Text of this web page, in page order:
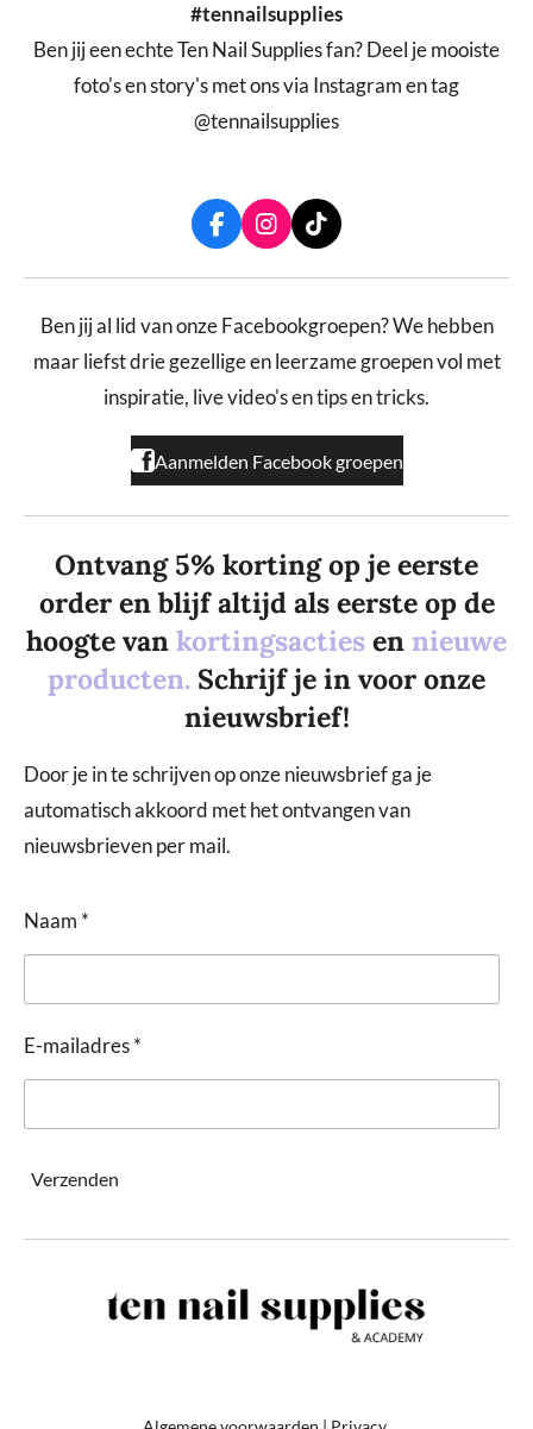
#tennailsupplies
Ben jij een echte Ten Nail Supplies fan? Deel je mooiste
foto's en story's met ons via Instagram en tag
@tennailsupplies
F
a
c
b
o
k
I
n
s
a
r
a
T
i
k
o
Ben jij al lid van onze Facebookgroepen? We hebben
maar liefst drie gezellige en leerzame groepen vol met
inspiratie, live video's en tips en tricks.
Aanmelden Facebook groepen
Ontvang 5% korting op je eerste
order en blijf altijd als eerste op de
hoogte van kortingsacties en nieuwe
producten. Schrijf je in voor onze
nieuwsbrief!
Door je in te schrijven op onze nieuwsbrief ga je
automatisch akkoord met het ontvangen van
nieuwsbrieven per mail.
Naam *
E-mailadres *
Verzenden